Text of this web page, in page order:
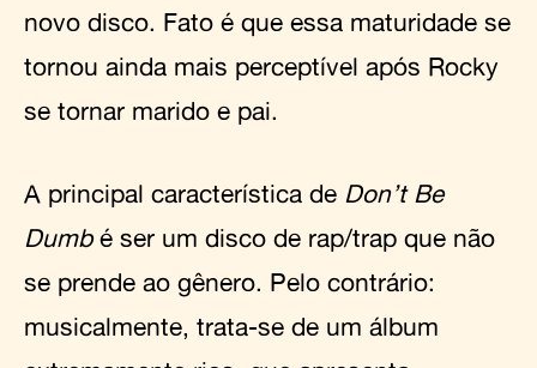
novo disco. Fato é que essa maturidade se
tornou ainda mais perceptível após Rocky
se tornar marido e pai.
A principal característica de Don’t Be
Dumbé ser um disco de rap/trap que não
se prende ao gênero. Pelo contrário:
musicalmente, trata-se de um álbum